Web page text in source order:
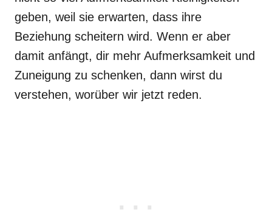
geben, weil sie erwarten, dass ihre
Beziehung scheitern wird. Wenn er aber
damit anfängt, dir mehr Aufmerksamkeit und
Zuneigung zu schenken, dann wirst du
verstehen, worüber wir jetzt reden.